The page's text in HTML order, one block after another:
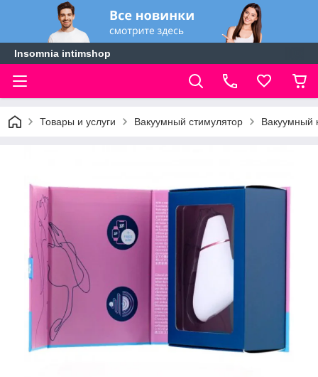
Insomnia intimshop
Товары и услуги Вакуумный стимулятор Вакуумный